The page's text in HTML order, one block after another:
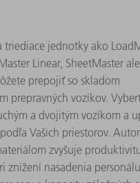
jednotky ako
Linear, SheetMaster
prepojiť so skladom
prepravných vozíkov.
a dvojitým vozíkom a
Vašich priestorov.
zvyšuje
znížení nasadenia